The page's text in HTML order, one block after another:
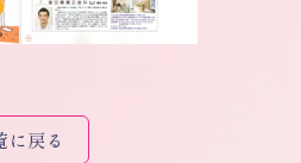
に戻る